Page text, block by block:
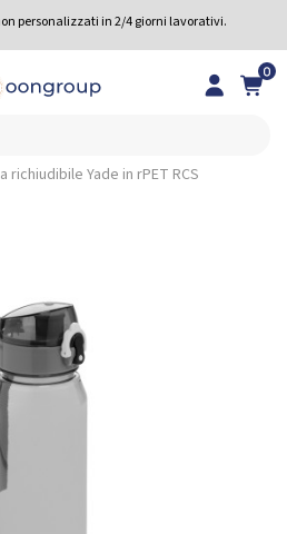
personalizzati in 2/4 giorni lavorativi.
0
richiudibile Yade in rPET RCS